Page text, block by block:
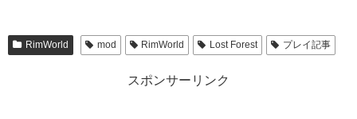
RimWorld mod RimWorld Lost Forest プレイ記事
スポンサーリンク